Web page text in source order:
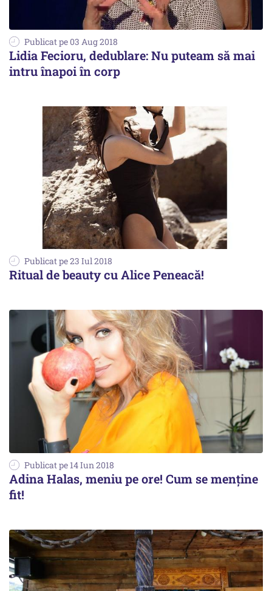
Publicat pe 03 Aug 2018
Lidia Fecioru, dedublare: Nu puteam să mai
intru înapoi în corp
Publicat pe 23 Iul 2018
Ritual de beauty cu Alice Peneacă!
Publicat pe 14 Iun 2018
Adina Halas, meniu pe ore! Cum se menține
fit!